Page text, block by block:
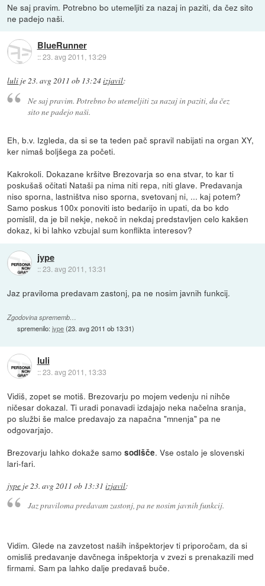
Ne saj pravim. Potrebno bo utemeljiti za nazaj in paziti, da čez sito
ne padejo naši.
BlueRunner
::23. avg 2011, 13:29
luli je23. avg 2011 ob 13:24izjavil:
Ne saj pravim. Potrebno bo utemeljiti za nazaj in paziti, da čez
sito ne padejo naši.
Eh, b.v. Izgleda, da si se ta teden pač spravil nabijati na organ XY,
ker nimaš boljšega za početi.
Kakrokoli. Dokazane kršitve Brezovarja so ena stvar, to kar ti
poskušaš očitati Nataši pa nima niti repa, niti glave. Predavanja
niso sporna, lastništva niso sporna, svetovanj ni, ... kaj potem?
Samo poskus 100x ponoviti isto bedarijo in upati, da bo kdo
pomislil, da je bil nekje, nekoč in nekdaj predstavljen celo kakšen
dokaz, ki bi lahko vzbujal sum konflikta interesov?
jype
::23. avg 2011, 13:31
Jaz praviloma predavam zastonj, pa ne nosim javnih funkcij.
Zgodovina sprememb…
spremenilo:jype(23. avg 2011 ob 13:31)
luli
::23. avg 2011, 13:33
Vidiš, zopet se motiš. Brezovarju po mojem vedenju ni nihče
ničesar dokazal. Ti uradi ponavadi izdajajo neka načelna sranja,
po službi še malce predavajo za napačna "mnenja" pa ne
odgovarjajo.
Brezovarju lahko dokaže samosodišče. Vse ostalo je slovenski
lari-fari.
jype je 23. avg 2011 ob 13:31 izjavil:
Jaz praviloma predavam zastonj, pa ne nosim javnih funkcij.
Vidim. Glede na zavzetost naših inšpektorjev ti priporočam, da si
omisliš predavanje davčnega inšpektorja v zvezi s prenakazili med
firmami. Sam pa lahko dalje predavaš buče.